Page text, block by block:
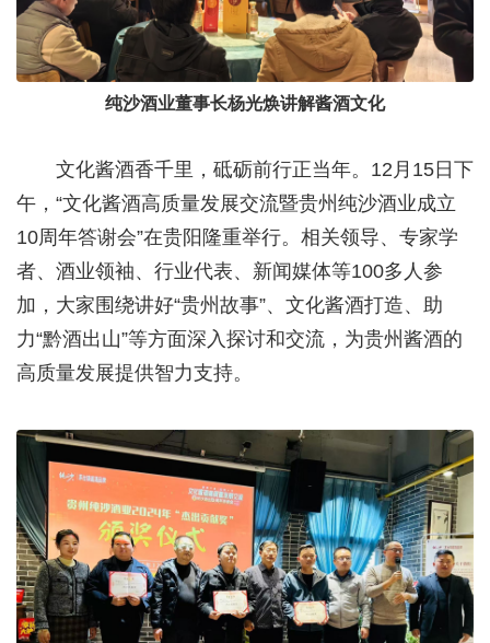
纯沙酒业董事长杨光焕讲解酱酒文化
文化酱酒香千里，砥砺前行正当年。12月15日下
午，“文化酱酒高质量发展交流暨贵州纯沙酒业成立
10周年答谢会”在贵阳隆重举行。相关领导、专家学
者、酒业领袖、行业代表、新闻媒体等100多人参
加，大家围绕讲好“贵州故事”、文化酱酒打造、助
力“黔酒出山”等方面深入探讨和交流，为贵州酱酒的
高质量发展提供智力支持。